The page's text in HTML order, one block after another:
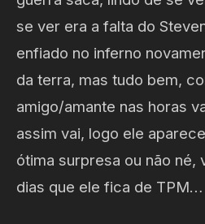
se ver era a falta do
enfiado no inferno
da terra, mas tudo bem,
amigo/amante nas horas
assim vai, logo ele
ótima surpresa ou não né,
dias que ele fica de